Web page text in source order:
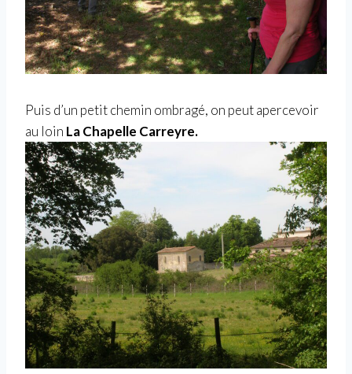
Puis d’un petit chemin ombragé, on peut apercevoir
au loin La Chapelle Carreyre.